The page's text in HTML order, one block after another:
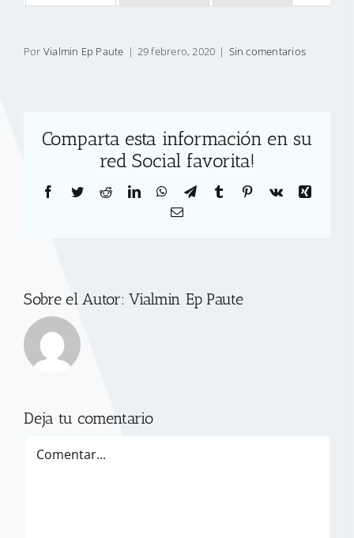
Por Vialmin Ep Paute | 29 febrero, 2020 | Sin comentarios
Comparta esta información en su
red Social favorita!
Facebook
TwitterRedditLinkedInWhatsApp
TelegramTumblr Pinterest
Vk
Xing
Correo
Sobre el Autor:Vialmin Ep Paute
Deja tu comentario